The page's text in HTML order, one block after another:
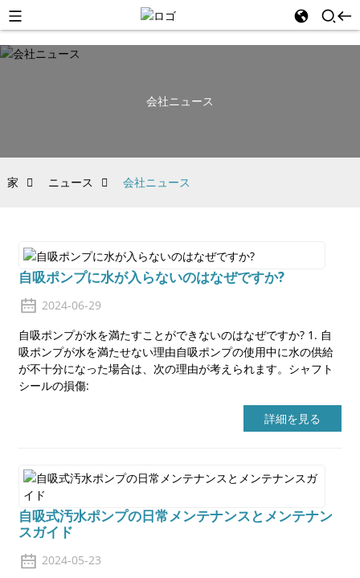
会社ニュース
家 ニュース 会社ニュース
自吸ポンプに水が入らないのはなぜですか?
2024-06-29
自吸ポンプが水を満たすことができないのはなぜですか? 1. 自
吸ポンプが水を満たせない理由自吸ポンプの使用中に水の供給
が不十分になった場合は、次の理由が考えられます。シャフト
シールの損傷:
詳細を見る
自吸式汚水ポンプの日常メンテナンスとメンテナン
スガイド
2024-05-23